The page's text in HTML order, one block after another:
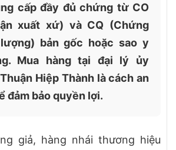
cấp đầy đủ chứng từ CO
xuất xứ) và CQ (Chứng
bản gốc hoặc sao y
Mua hàng tại đại lý ủy
Hiệp Thành là cách an
đảm bảo quyền lợi.
giả, hàng nhái thương hiệu